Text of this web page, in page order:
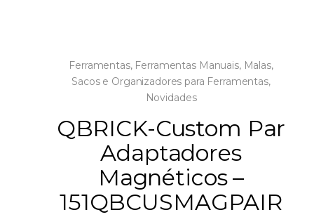
Ferramentas, Ferramentas Manuais, Malas,
Sacos e Organizadores para Ferramentas,
Novidades
QBRICK-Custom Par
Adaptadores
Magnéticos –
151QBCUSMAGPAIR